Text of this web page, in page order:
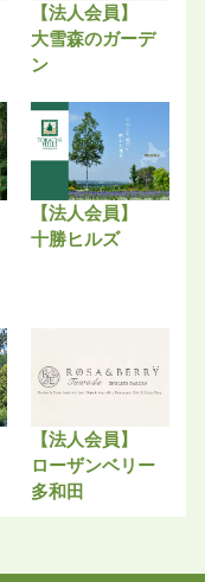
【法人会員】
大雪森のガーデ
ン
【法人会員】
十勝ヒルズ
【法人会員】
ローザンベリー
多和田